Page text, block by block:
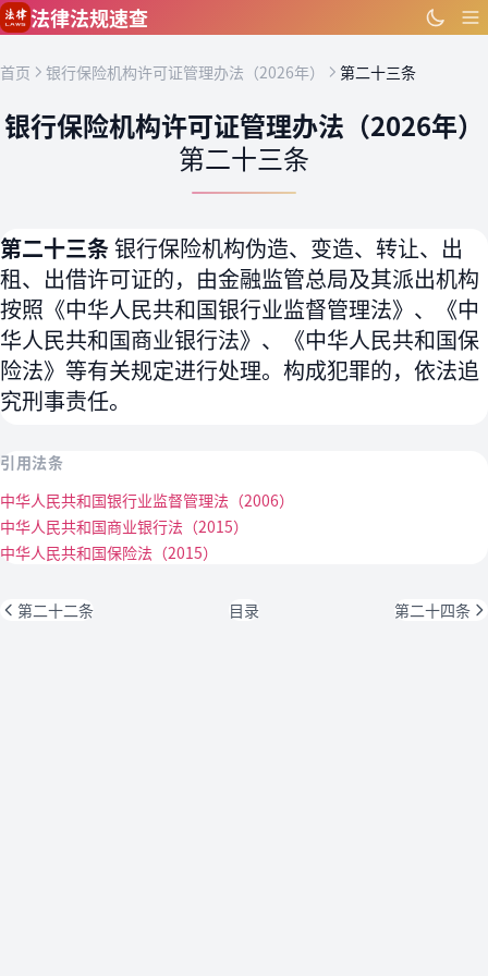
跳到主要内容
法律法规速查
首页 银行保险机构许可证管理办法（2026年） 第二十三条
银行保险机构许可证管理办法（2026年）
第二十三条
第二十三条银行保险机构伪造、变造、转让、出
租、出借许可证的，由金融监管总局及其派出机构
按照《中华人民共和国银行业监督管理法》、《中
华人民共和国商业银行法》、《中华人民共和国保
险法》等有关规定进行处理。构成犯罪的，依法追
究刑事责任。
引用法条
中华人民共和国银行业监督管理法（2006）
中华人民共和国商业银行法（2015）
中华人民共和国保险法（2015）
第二十二条 目录 第二十四条